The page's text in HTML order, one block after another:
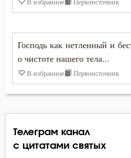
Богоугождение
Болезнь
Борьба
Вера
Вечные муки
Василий Великий
Григорий Богослов
Григорий Палама
Григорий Синаит
Ефрем Сирин
Господь как нетленный и
о чистоте нашего тела...
В избранное Первоисточник
Телеграм канал
с цитатами святых